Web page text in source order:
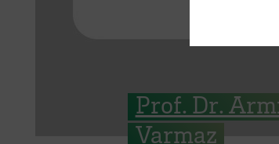
Prof. Dr.
Varmaz